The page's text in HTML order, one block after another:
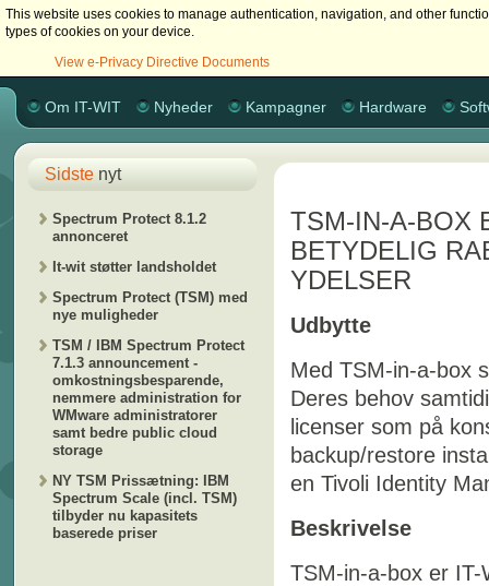
Om IT-WIT Nyheder Kampagner Hardware
TSM-IN-A-BOX
BETYDELIG
YDELSER
Udbytte
Med TSM-in-a-box
Deres behov
licenser som på
backup/restore
en Tivoli Identity
Beskrivelse
TSM-in-a-box er
Sidstenyt
Spectrum Protect 8.1.2
annonceret
It-wit støtter landsholdet
Spectrum Protect (TSM) med
nye muligheder
TSM / IBM Spectrum Protect
7.1.3 announcement -
omkostningsbesparende,
nemmere administration for
WMware administratorer
samt bedre public cloud
storage
NY TSM Prissætning: IBM
Spectrum Scale (incl. TSM)
tilbyder nu kapasitets
baserede priser
This website uses cookies to manage authentication, navigation, and other
types of cookies on your device.
View e-Privacy Directive Documents